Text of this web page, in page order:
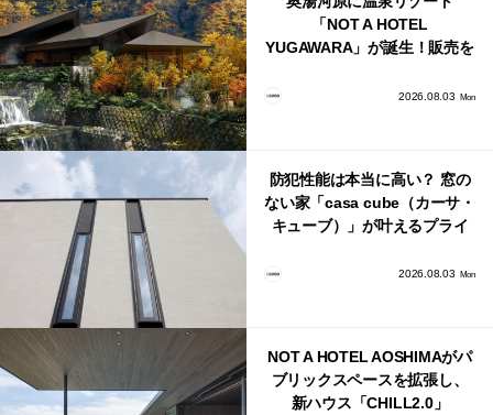
「NOT A HOTEL
YUGAWARA」が誕生！販売を
2026.08.03 Mon
防犯性能は本当に高い？ 窓の
ない家「casa cube（カーサ・
キューブ）」が叶えるプライ
2026.08.03 Mon
NOT A HOTEL AOSHIMAがパ
ブリックスペースを拡張し、
新ハウス「CHILL2.0」